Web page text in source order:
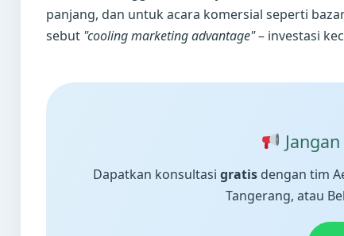
panjang, dan untuk acara komersial seperti
sebut "cooling marketing advantage"– investasi
Dapatkan konsultasi gratis dengan tim
Tangerang, atau